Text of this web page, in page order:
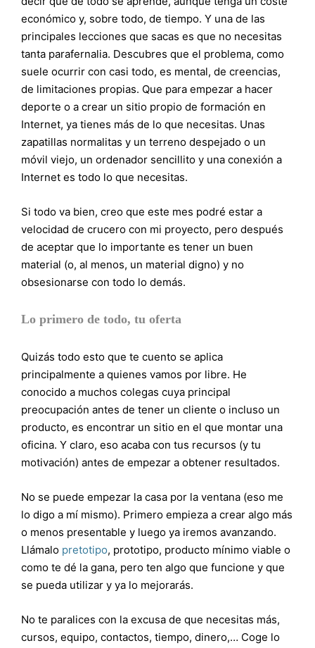
económico y, sobre todo, de tiempo. Y una de las
principales lecciones que sacas es que no necesitas
tanta parafernalia. Descubres que el problema, como
suele ocurrir con casi todo, es mental, de creencias,
de limitaciones propias. Que para empezar a hacer
deporte o a crear un sitio propio de formación en
Internet, ya tienes más de lo que necesitas. Unas
zapatillas normalitas y un terreno despejado o un
móvil viejo, un ordenador sencillito y una conexión a
Internet es todo lo que necesitas.
Si todo va bien, creo que este mes podré estar a
velocidad de crucero con mi proyecto, pero después
de aceptar que lo importante es tener un buen
material (o, al menos, un material digno) y no
obsesionarse con todo lo demás.
Lo primero de todo, tu oferta
Quizás todo esto que te cuento se aplica
principalmente a quienes vamos por libre. He
conocido a muchos colegas cuya principal
preocupación antes de tener un cliente o incluso un
producto, es encontrar un sitio en el que montar una
oficina. Y claro, eso acaba con tus recursos (y tu
motivación) antes de empezar a obtener resultados.
No se puede empezar la casa por la ventana (eso me
lo digo a mí mismo). Primero empieza a crear algo más
o menos presentable y luego ya iremos avanzando.
Llámalo pretotipo, prototipo, producto mínimo viable o
como te dé la gana, pero ten algo que funcione y que
se pueda utilizar y ya lo mejorarás.
No te paralices con la excusa de que necesitas más,
cursos, equipo, contactos, tiempo, dinero,… Coge lo